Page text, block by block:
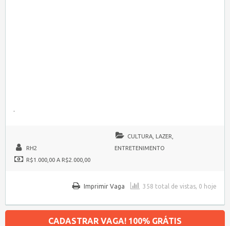
.
RH2
CULTURA, LAZER,
ENTRETENIMENTO
R$1.000,00 A R$2.000,00
358 total de vistas, 0 hoje
Imprimir Vaga
CADASTRAR VAGA! 100% GRÁTIS